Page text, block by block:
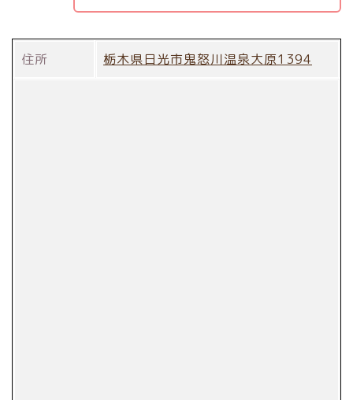
住所 栃木県日光市鬼怒川温泉大原1394